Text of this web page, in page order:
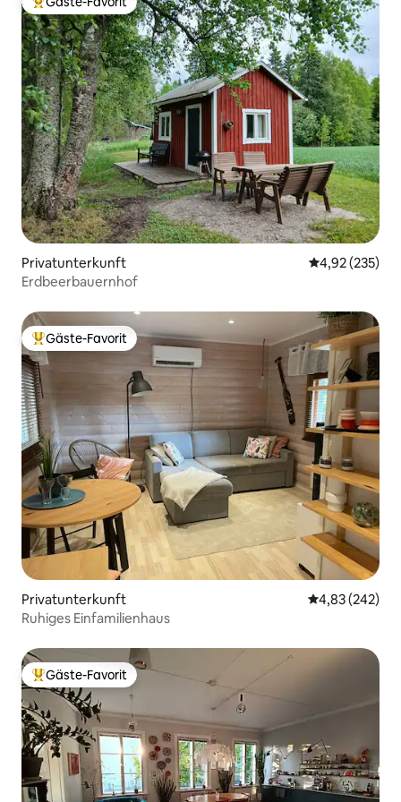
Beliebter Gäste-Favorit.
Privatunterkunft
4,92 (235)
Erdbeerbauernhof
Beliebter Gäste-Favorit.
Gäste-Favorit
Privatunterkunft
4,83 (242)
Ruhiges Einfamilienhaus
Beliebter Gäste-Favorit.
Gäste-Favorit